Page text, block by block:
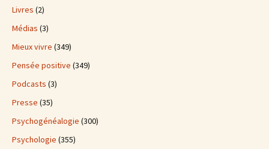
Livres (2)
Médias (3)
Mieux vivre (349)
Pensée positive (349)
Podcasts (3)
Presse (35)
Psychogénéalogie (300)
Psychologie (355)